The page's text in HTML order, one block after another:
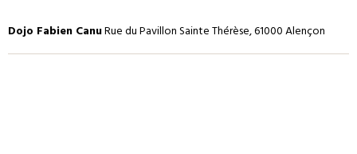
Dojo Fabien CanuRue du Pavillon Sainte Thérèse, 61000 Alençon